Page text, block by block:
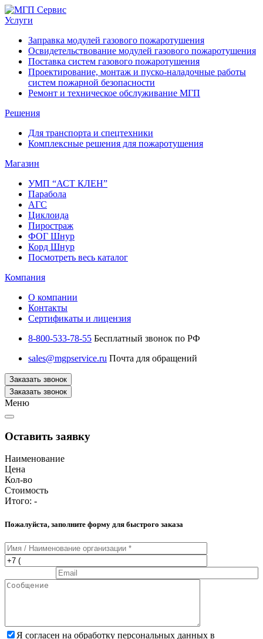
Услуги
Заправка модулей газового пожаротушения
Освидетельствование модулей газового пожаротушения
Поставка систем газового пожаротушения
Проектирование, монтаж и пуско-наладочные работы
систем пожарной безопасности
Ремонт и техническое обслуживание МГП
Решения
Для транспорта и спецтехники
Комплексные решения для пожаротушения
Магазин
УМП “АСТ КЛЕН”
Парабола
АГС
Циклоида
Пиростраж
ФОГ Шнур
Корд Шнур
Посмотреть весь каталог
Компания
О компании
Контакты
Сертификаты и лицензия
8-800-533-78-55 Бесплатный звонок по РФ
sales@mgpservice.ru Почта для обращений
Заказать звонок
Заказать звонок
Меню
Оставить заявку
Наименование
Цена
Кол-во
Стоимость
Итого: -
Пожалуйста, заполните форму для быстрого заказа
Я согласен на обработку персональных данных в